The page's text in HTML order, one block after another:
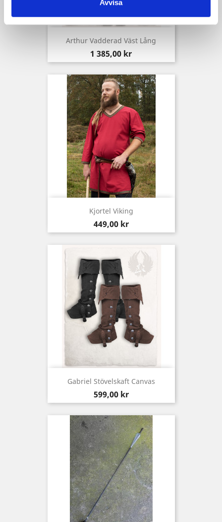
Avvisa
Arthur Vadderad Väst Lång
Pris
1 385,00 kr
Kjortel Viking
Pris
449,00 kr
Gabriel Stövelskaft Canvas
Pris
599,00 kr